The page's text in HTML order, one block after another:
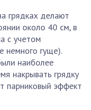
грядках делают
около 40 см, в
с учетом
немного гуще).
наиболее
накрывать грядку
парниковый эффект